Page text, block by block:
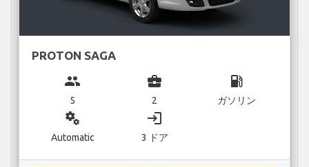
PROTON SAGA
group
5
business_center
2
local_gas_station
ガソリン
miscellaneous_services
Automatic
login
3 ドア